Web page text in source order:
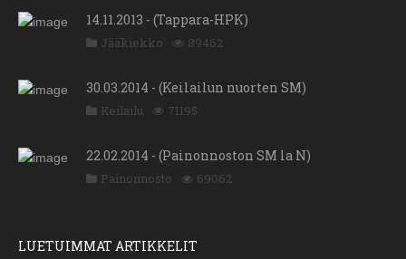
14.11.2013 - (Tappara-HPK)
Jääkiekko 89462
30.03.2014 - (Keilailun nuorten SM)
Keilailu 71195
22.02.2014 - (Painonnoston SM la N)
Painonnosto 69062
LUETUIMMAT ARTIKKELIT